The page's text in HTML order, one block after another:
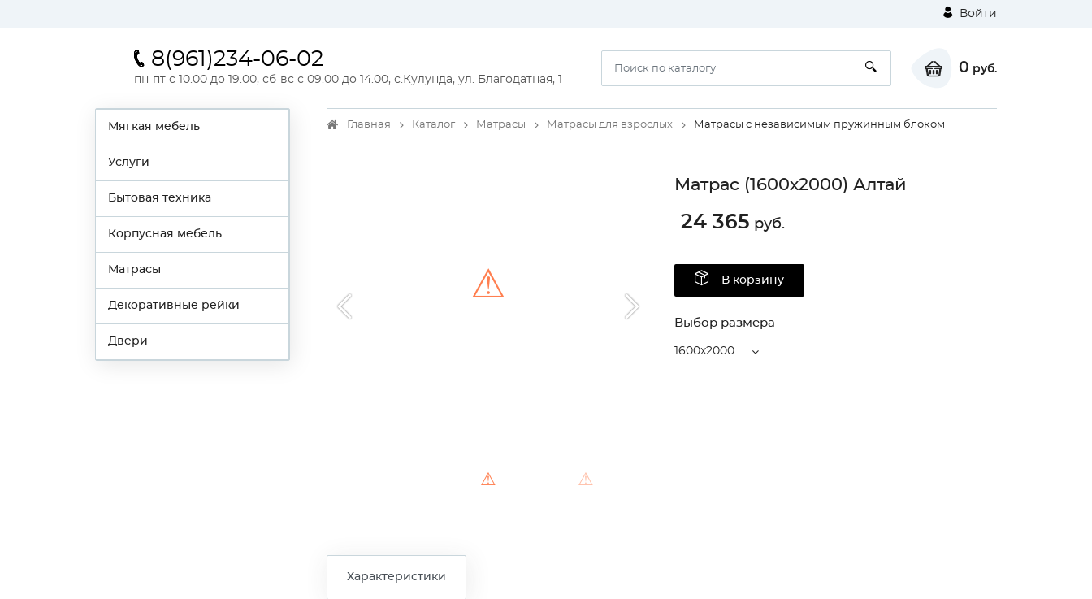
Войти
8(961)234-06-02
пн-пт с 10.00 до 19.00, сб-вс с 09.00 до 14.00, с.Кулунда, ул. Благодатная, 1
0 руб.
Мягкая мебель
Услуги
Бытовая техника
Корпусная мебель
Матрасы
Декоративные рейки
Двери
Главная Каталог Матрасы Матрасы для взрослых Матрасы с независимым пружинным блоком
⚠ ⚠
⚠ ⚠
Unable to load the image!
Матрас (1600х2000) Алтай
24 365 руб.
В корзину
Выбор размера
1600x2000
Характеристики